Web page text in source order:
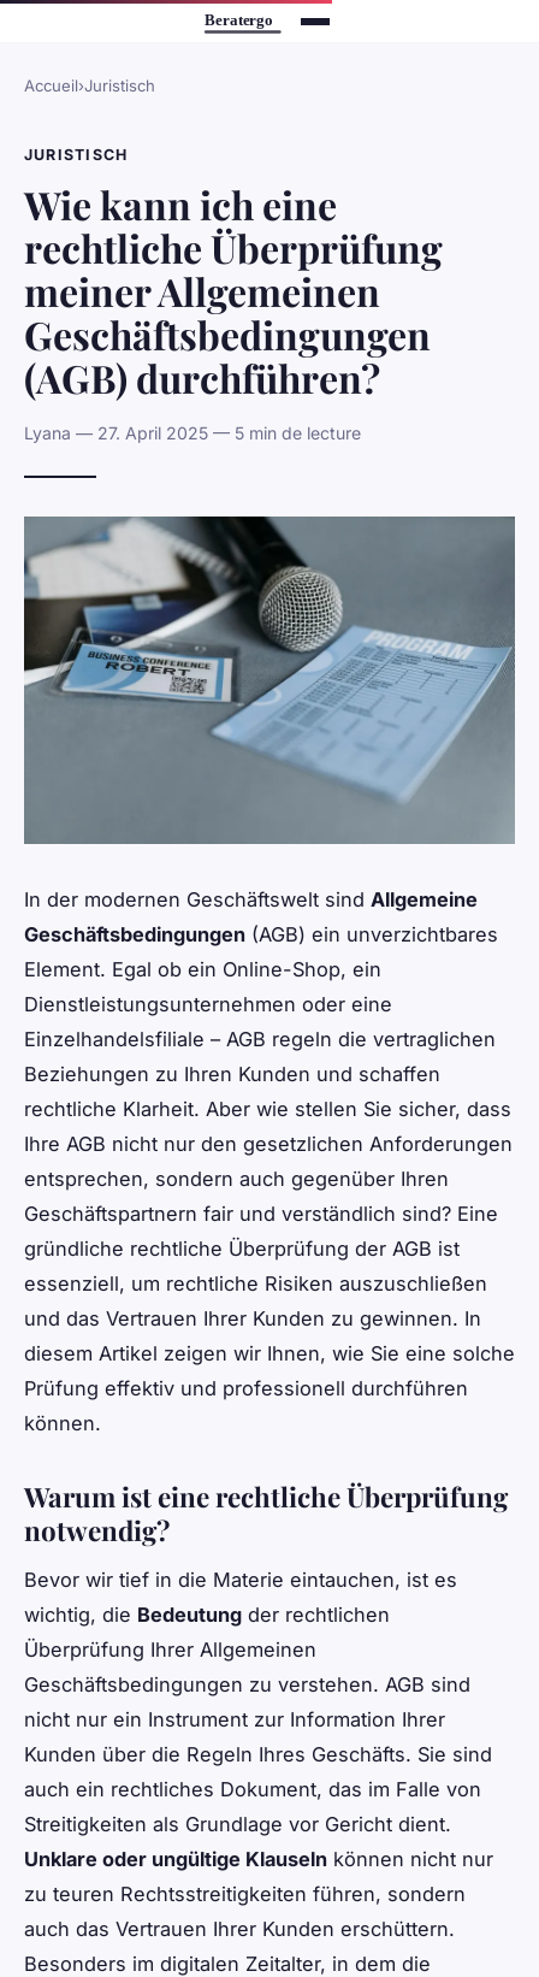
Accueil›Juristisch
JURISTISCH
Wie kann ich eine
rechtliche Überprüfung
meiner Allgemeinen
Geschäftsbedingungen
(AGB) durchführen?
Lyana — 27. April 2025 — 5 min de lecture
In der modernen Geschäftswelt sind Allgemeine
Geschäftsbedingungen (AGB) ein unverzichtbares
Element. Egal ob ein Online-Shop, ein
Dienstleistungsunternehmen oder eine
Einzelhandelsfiliale – AGB regeln die vertraglichen
Beziehungen zu Ihren Kunden und schaffen
rechtliche Klarheit. Aber wie stellen Sie sicher, dass
Ihre AGB nicht nur den gesetzlichen Anforderungen
entsprechen, sondern auch gegenüber Ihren
Geschäftspartnern fair und verständlich sind? Eine
gründliche rechtliche Überprüfung der AGB ist
essenziell, um rechtliche Risiken auszuschließen
und das Vertrauen Ihrer Kunden zu gewinnen. In
diesem Artikel zeigen wir Ihnen, wie Sie eine solche
Prüfung effektiv und professionell durchführen
können.
Warum ist eine rechtliche Überprüfung
notwendig?
Bevor wir tief in die Materie eintauchen, ist es
wichtig, die Bedeutung der rechtlichen
Überprüfung Ihrer Allgemeinen
Geschäftsbedingungen zu verstehen. AGB sind
nicht nur ein Instrument zur Information Ihrer
Kunden über die Regeln Ihres Geschäfts. Sie sind
auch ein rechtliches Dokument, das im Falle von
Streitigkeiten als Grundlage vor Gericht dient.
Unklare oder ungültige Klauseln können nicht nur
zu teuren Rechtsstreitigkeiten führen, sondern
auch das Vertrauen Ihrer Kunden erschüttern.
Besonders im digitalen Zeitalter, in dem die